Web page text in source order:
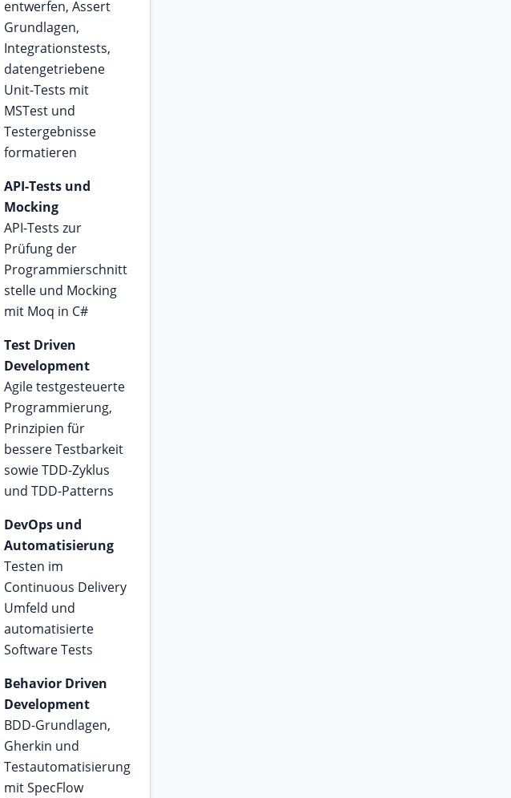
entwerfen, Assert
Grundlagen,
Integrationstests,
datengetriebene
Unit-Tests mit
MSTest und
Testergebnisse
formatieren
API-Tests und
Mocking
API-Tests zur
Prüfung der
Programmierschnitt
stelle und Mocking
mit Moq in C#
Test Driven
Development
Agile testgesteuerte
Programmierung,
Prinzipien für
bessere Testbarkeit
sowie TDD-Zyklus
und TDD-Patterns
DevOps und
Automatisierung
Testen im
Continuous Delivery
Umfeld und
automatisierte
Software Tests
Behavior Driven
Development
BDD-Grundlagen,
Gherkin und
Testautomatisierung
mit SpecFlow